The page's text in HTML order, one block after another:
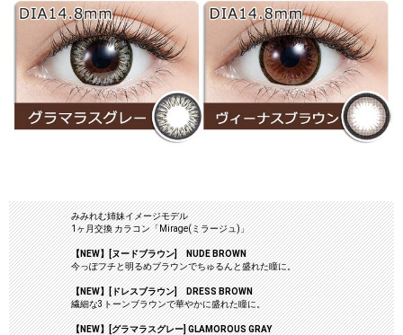
みみれむ姉妹イメージモデル
1ヶ月交換 カラコン「Mirage(ミラージュ)」
【NEW】[ヌードブラウン] NUDE BROWN
今っぽフチと明るめブラウンでちゅるんと盛れた瞳に。
【NEW】[ドレスブラウン] DRESS BROWN
繊細な3トーンブラウンで華やかに盛れた瞳に。
【NEW】[グラマラスグレー] GLAMOROUS GRAY